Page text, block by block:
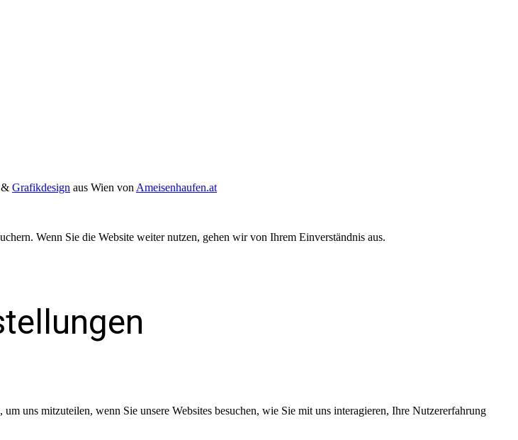
& Grafikdesign aus Wien von Ameisenhaufen.at
Wenn Sie die Website weiter nutzen, gehen wir von Ihrem Einverständnis aus.
uns mitzuteilen, wenn Sie unsere Websites besuchen, wie Sie mit uns interagieren, Ihre Nutzererfahrung